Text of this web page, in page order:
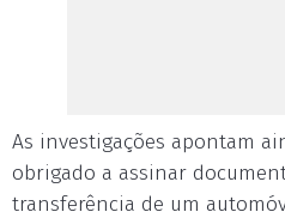
As investigações apontam
obrigado a assinar
transferência de um